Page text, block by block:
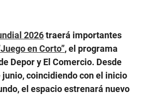
2026traerá importantes
en Corto”, el programa
Depor y El Comercio. Desde
junio, coincidiendo con el inicio
el espacio estrenará nuevo